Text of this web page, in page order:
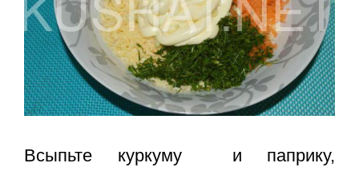
Всыпьте куркуму и паприку,